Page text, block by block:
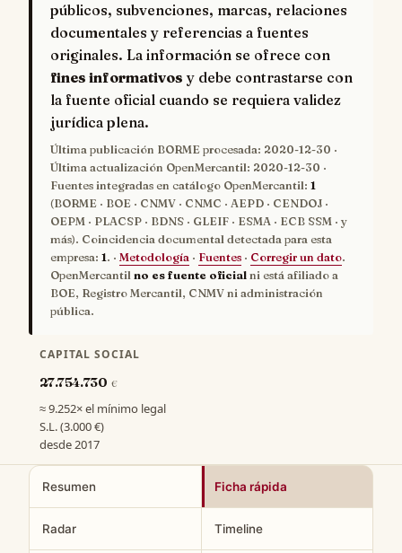
públicos, subvenciones, marcas, relaciones
documentales y referencias a fuentes
originales. La información se ofrece con
fines informativos y debe contrastarse con
la fuente oficial cuando se requiera validez
jurídica plena.
Última publicación BORME procesada: 2020-12-30 ·
Última actualización OpenMercantil: 2020-12-30 ·
Fuentes integradas en catálogo OpenMercantil: 1
(BORME · BOE · CNMV · CNMC · AEPD · CENDOJ ·
OEPM · PLACSP · BDNS · GLEIF · ESMA · ECB SSM · y
más). Coincidencia documental detectada para esta
empresa: 1. · Metodología · Fuentes · Corregir un dato.
OpenMercantil no es fuente oficial ni está afiliado a
BOE, Registro Mercantil, CNMV ni administración
pública.
CAPITAL SOCIAL
27.754.730 €
≈ 9.252× el mínimo legal
S.L. (3.000 €)
desde 2017
Resumen Ficha rápida
Radar Timeline